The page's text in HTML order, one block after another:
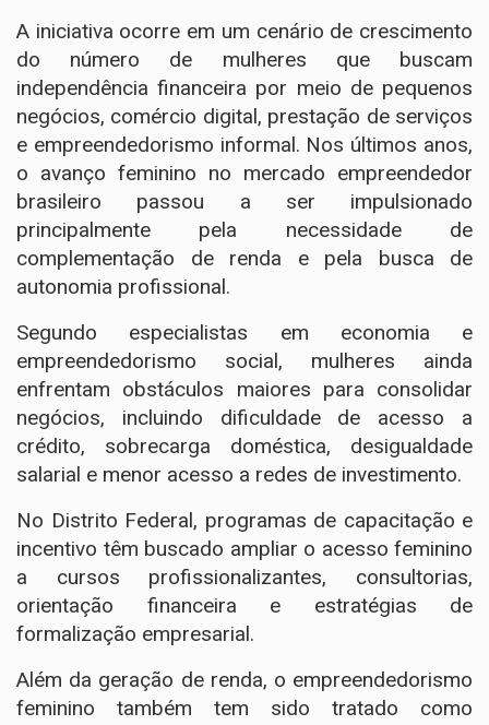
A iniciativa ocorre em um cenário de crescimento
do número de mulheres que buscam
independência financeira por meio de pequenos
negócios, comércio digital, prestação de serviços
e empreendedorismo informal. Nos últimos anos,
o avanço feminino no mercado empreendedor
brasileiro passou a ser impulsionado
principalmente pela necessidade de
complementação de renda e pela busca de
autonomia profissional.
Segundo especialistas em economia e
empreendedorismo social, mulheres ainda
enfrentam obstáculos maiores para consolidar
negócios, incluindo dificuldade de acesso a
crédito, sobrecarga doméstica, desigualdade
salarial e menor acesso a redes de investimento.
No Distrito Federal, programas de capacitação e
incentivo têm buscado ampliar o acesso feminino
a cursos profissionalizantes, consultorias,
orientação financeira e estratégias de
formalização empresarial.
Além da geração de renda, o empreendedorismo
feminino também tem sido tratado como